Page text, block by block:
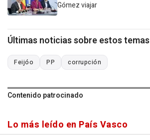
Gómez viajar
Últimas noticias sobre estos temas
Feijóo PP corrupción
Contenido patrocinado
Lo más leído en País Vasco